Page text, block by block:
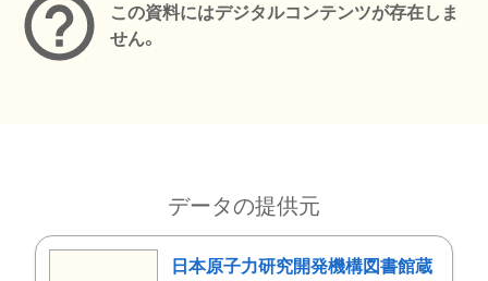
この資料にはデジタルコンテンツが存在しま
せん。
データの提供元
日本原子力研究開発機構図書館蔵